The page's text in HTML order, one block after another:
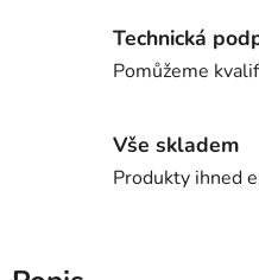
Technická
Pomůžeme
Vše skladem
Produkty ihned